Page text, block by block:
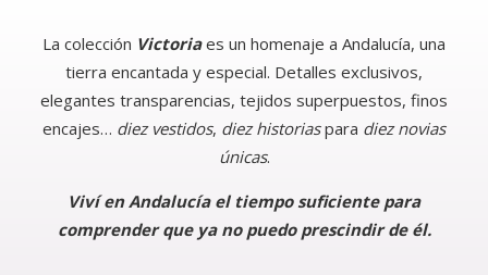
La colección Victoria es un homenaje a Andalucía, una
tierra encantada y especial. Detalles exclusivos,
elegantes transparencias, tejidos superpuestos, finos
encajes… diez vestidos, diez historiaspara diez novias
únicas.
Viví en Andalucía el tiempo suficiente para
comprender que ya no puedo prescindir de él.